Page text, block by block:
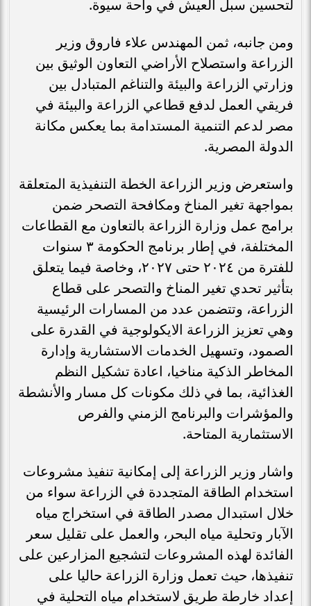
لتحسين سبل العيش في واحة سيوة.
ومن جانبه، ثمن المهندس علاء فاروق وزير
الزراعة واستصلاح الأراضي التعاون الوثيق بين
وزارتي الزراعة والبيئة والتناغم المتبادل بين
فريقي العمل لدفع قطاعي الزراعة والبيئة في
مصر لدعم التنمية المستدامة بما يعكس مكانة
الدولة المصرية.
واستعرض وزير الزراعة الخطة التنفيذية المتعلقة
بمواجهة تغير المناخ ومكافحة التصحر ضمن
برامج عمل وزارة الزراعة بالتعاون مع القطاعات
المختلفة، في إطار برنامج الحكومة ٣ سنوات
للفترة من ٢٠٢٤ حتى ٢٠٢٧، وخاصة فيما يتعلق
بتأثير تحدي تغير المناخ والتصحر على قطاع
الزراعة، وتتضمن عدد من المسارات الرئيسية
وهي تعزيز الزراعة الايكولوجية في القدرة على
الصمود، وتسهيل الخدمات الاستشارية وإدارة
المخاطر الذكية مناخيا، اعادة تشكيل النظم
الغذائية، بما في ذلك مكونات كل مسار والأنشطة
والمؤشرات والبرنامج الزمني والفرص
الاستثمارية المتاحة.
واشار وزير الزراعة إلى إمكانية تنفيذ مشروعات
استخدام الطاقة المتجددة في الزراعة سواء من
خلال استبدال مصدر الطاقة في استخراج مياه
الآبار وتحلية مياه البحر، والعمل على تقليل سعر
الفائدة لهذه المشروعات لتشجيع المزارعين على
تنفيذها، حيث تعمل وزارة الزراعة حاليا على
إعداد خارطة طريق لاستخدام مياه التحلية في